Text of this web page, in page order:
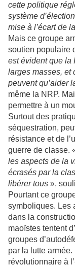
cette politique
système
mise à l’écart de
Mais ce groupe
soutien populaire
est évident que la
larges masses, et
peuvent qu’aider
même la NRP.
permettre à un
Surtout des
séquestration,
résistance et de
guerre de classe.
les aspects de la
écrasés par la
libérer tous »,
Pourtant ce
symboliques. Les
dans la
maoïstes tentent
groupes
par la lutte
révolutionnaire à